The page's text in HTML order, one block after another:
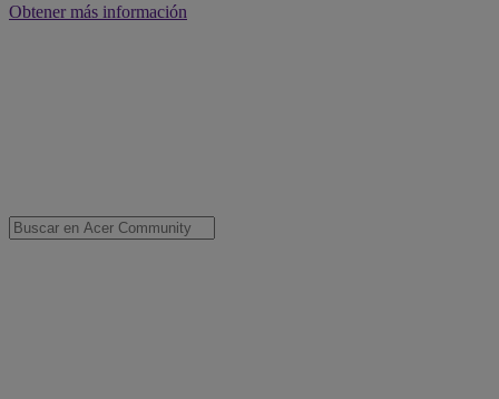
Obtener más información